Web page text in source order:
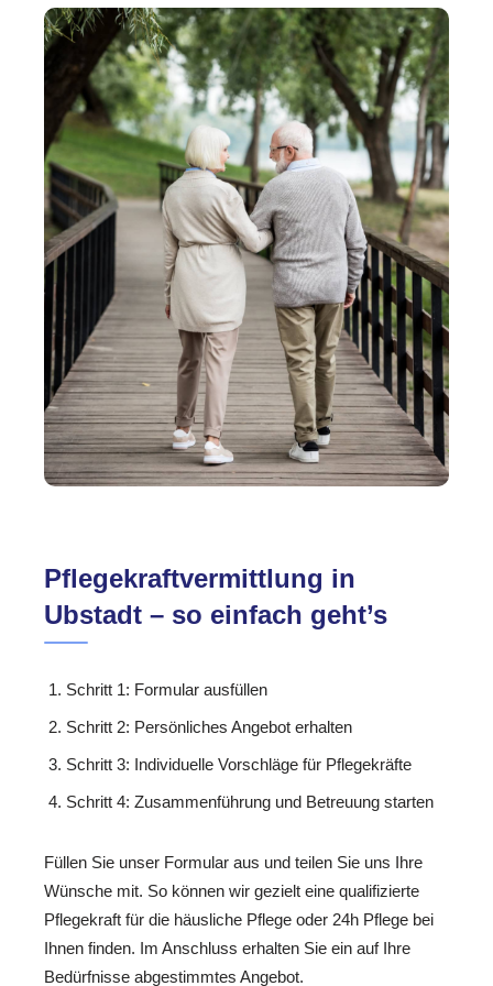
Pflegekraftvermittlung in
Ubstadt – so einfach geht’s
Schritt 1: Formular ausfüllen
Schritt 2: Persönliches Angebot erhalten
Schritt 3: Individuelle Vorschläge für Pflegekräfte
Schritt 4: Zusammenführung und Betreuung starten
Füllen Sie unser Formular aus und teilen Sie uns Ihre
Wünsche mit. So können wir gezielt eine qualifizierte
Pflegekraft für die häusliche Pflege oder 24h Pflege bei
Ihnen finden. Im Anschluss erhalten Sie ein auf Ihre
Bedürfnisse abgestimmtes Angebot.